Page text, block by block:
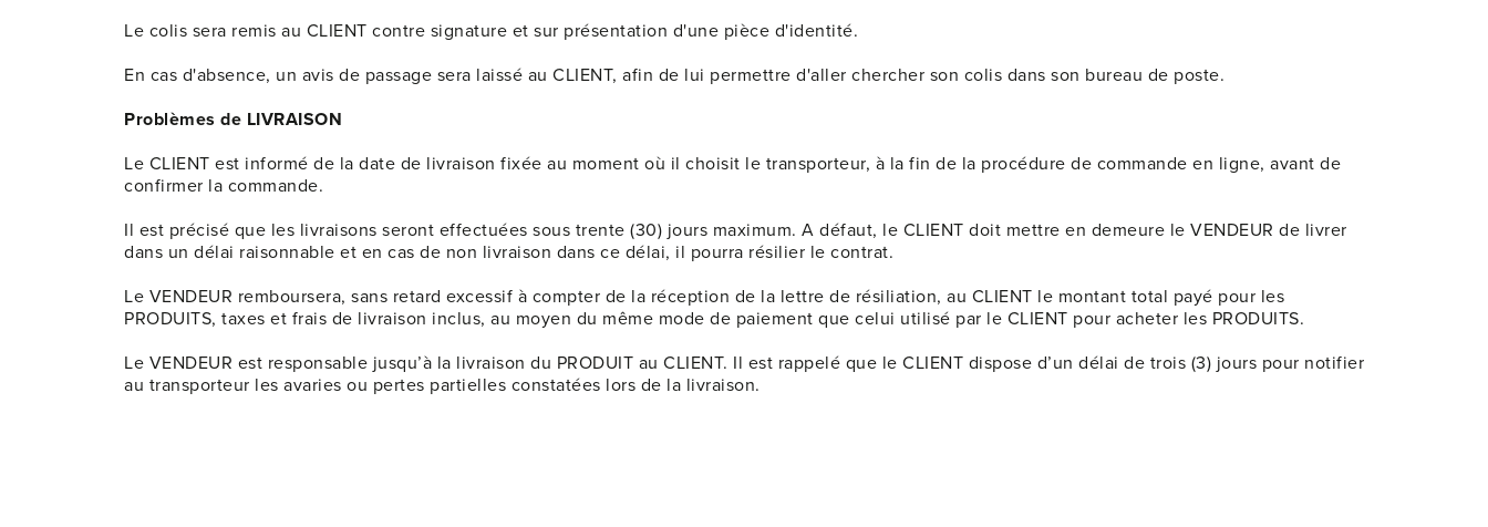
Le colis sera remis au CLIENT contre signature et sur présentation d'une pièce d'identité.
En cas d'absence, un avis de passage sera laissé au CLIENT, afin de lui permettre d'aller chercher son colis dans son bureau de poste.
Problèmes de LIVRAISON
Le CLIENT est informé de la date de livraison fixée au moment où il choisit le transporteur, à la fin de la procédure de commande en ligne, avant de
confirmer la commande.
Il est précisé que les livraisons seront effectuées sous trente (30) jours maximum. A défaut, le CLIENT doit mettre en demeure le VENDEUR de livrer
dans un délai raisonnable et en cas de non livraison dans ce délai, il pourra résilier le contrat.
Le VENDEUR remboursera, sans retard excessif à compter de la réception de la lettre de résiliation, au CLIENT le montant total payé pour les
PRODUITS, taxes et frais de livraison inclus, au moyen du même mode de paiement que celui utilisé par le CLIENT pour acheter les PRODUITS.
Le VENDEUR est responsable jusqu’à la livraison du PRODUIT au CLIENT. Il est rappelé que le CLIENT dispose d’un délai de trois (3) jours pour notifier
au transporteur les avaries ou pertes partielles constatées lors de la livraison.